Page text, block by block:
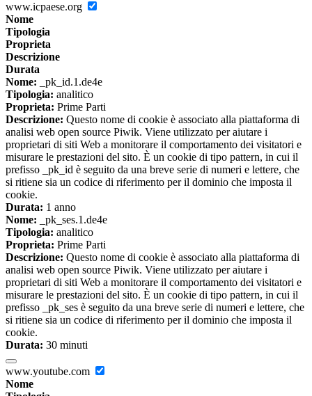
www.icpaese.org
Nome
Tipologia
Proprieta
Descrizione
Durata
Nome: _pk_id.1.de4e
Tipologia: analitico
Proprieta: Prime Parti
Descrizione: Questo nome di cookie è associato alla piattaforma di
analisi web open source Piwik. Viene utilizzato per aiutare i
proprietari di siti Web a monitorare il comportamento dei visitatori e
misurare le prestazioni del sito. È un cookie di tipo pattern, in cui il
prefisso _pk_id è seguito da una breve serie di numeri e lettere, che
si ritiene sia un codice di riferimento per il dominio che imposta il
cookie.
Durata: 1 anno
Nome: _pk_ses.1.de4e
Tipologia: analitico
Proprieta: Prime Parti
Descrizione: Questo nome di cookie è associato alla piattaforma di
analisi web open source Piwik. Viene utilizzato per aiutare i
proprietari di siti Web a monitorare il comportamento dei visitatori e
misurare le prestazioni del sito. È un cookie di tipo pattern, in cui il
prefisso _pk_ses è seguito da una breve serie di numeri e lettere, che
si ritiene sia un codice di riferimento per il dominio che imposta il
cookie.
Durata: 30 minuti
www.youtube.com
Nome